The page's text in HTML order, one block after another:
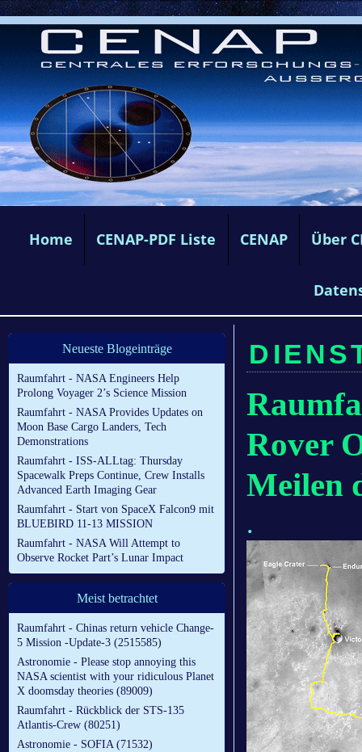
Home CENAP-PDF Liste CENAP Über
Neueste Blogeinträge
Raumfahrt - NASA Engineers Help
Prolong Voyager 2’s Science Mission
Raumfahrt - NASA Provides Updates on
Moon Base Cargo Landers, Tech
Demonstrations
Raumfahrt - ISS-ALLtag: Thursday
Spacewalk Preps Continue, Crew Installs
Advanced Earth Imaging Gear
Raumfahrt - Start von SpaceX Falcon9 mit
BLUEBIRD 11-13 MISSION
Raumfahrt - NASA Will Attempt to
Observe Rocket Part’s Lunar Impact
Meist betrachtet
Raumfahrt - Chinas return vehicle Change-
5 Mission -Update-3 (2515585)
Astronomie - Please stop annoying this
NASA scientist with your ridiculous Planet
X doomsday theories (89009)
Raumfahrt - Rückblick der STS-135
Atlantis-Crew (80251)
Astronomie - SOFIA (71532)
Rover
Meilen
.